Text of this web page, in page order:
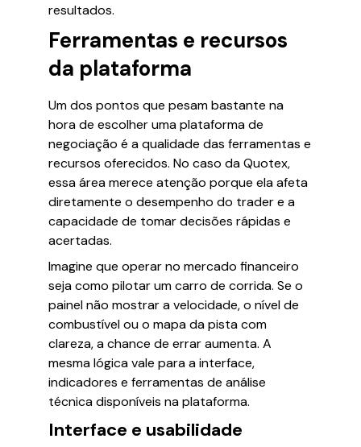
resultados.
Ferramentas e recursos
da plataforma
Um dos pontos que pesam bastante na
hora de escolher uma plataforma de
negociação é a qualidade das ferramentas e
recursos oferecidos. No caso da Quotex,
essa área merece atenção porque ela afeta
diretamente o desempenho do trader e a
capacidade de tomar decisões rápidas e
acertadas.
Imagine que operar no mercado financeiro
seja como pilotar um carro de corrida. Se o
painel não mostrar a velocidade, o nível de
combustível ou o mapa da pista com
clareza, a chance de errar aumenta. A
mesma lógica vale para a interface,
indicadores e ferramentas de análise
técnica disponíveis na plataforma.
Interface e usabilidade